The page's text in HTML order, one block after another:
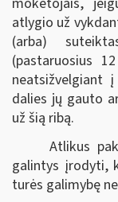
atlygio už
(arba)
(pastaruosius
neatsižvelgiant
dalies jų gauto
už šią ribą.
Atlikus
galintys įrodyti,
turės galimybę